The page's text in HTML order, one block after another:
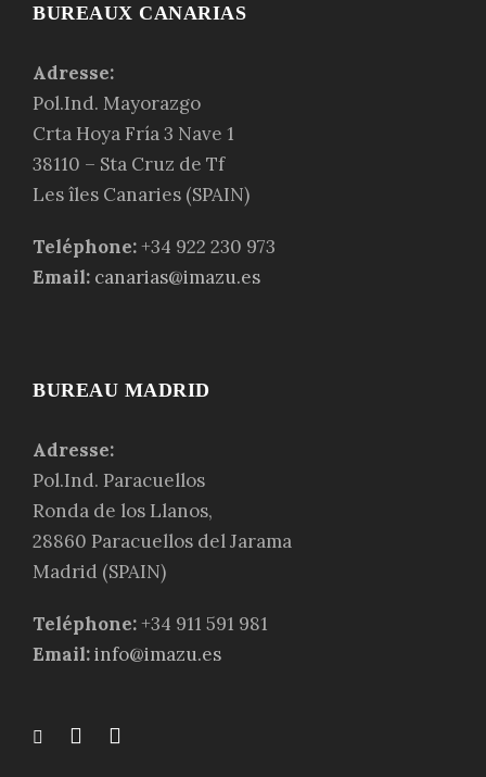
BUREAUX CANARIAS
Adresse:
Pol.Ind. Mayorazgo
Crta Hoya Fría 3 Nave 1
38110 – Sta Cruz de Tf
Lesîles Canaries (SPAIN)
Teléphone:+34 922 230 973
Email: canarias@imazu.es
BUREAU MADRID
Adresse:
Pol.Ind. Paracuellos
Ronda de los Llanos,
28860 Paracuellos del Jarama
Madrid (SPAIN)
Teléphone:+34 911 591 981
Email:info@imazu.es